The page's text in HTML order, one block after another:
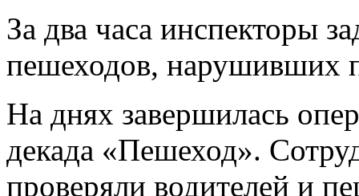
За два часа инспекторы
пешеходов, нарушивших
На днях завершилась
декада «Пешеход».
проверяли водителей и